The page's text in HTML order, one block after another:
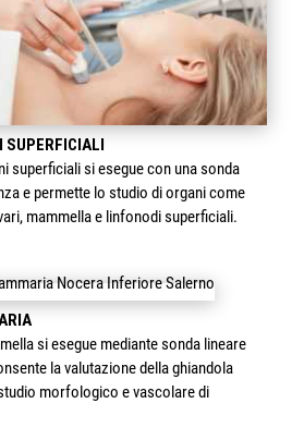
SUPERFICIALI
superficiali si esegue con una sonda
e permette lo studio di organi come
mammella e linfonodi superficiali.
si esegue mediante sonda lineare
la valutazione della ghiandola
morfologico e vascolare di